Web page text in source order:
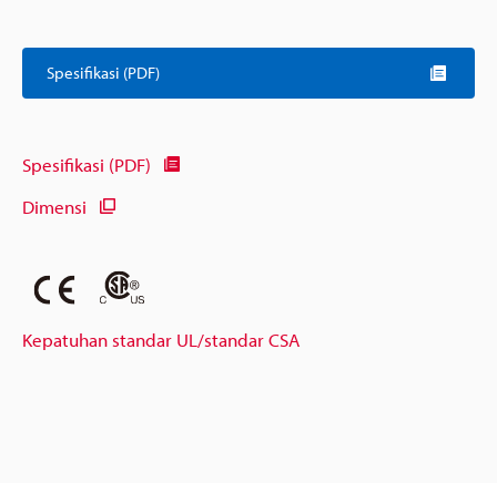
Spesifikasi (PDF)
Spesifikasi (PDF)
Dimensi
Kepatuhan standar UL/standar CSA